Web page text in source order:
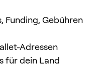
Funding, Gebühren
Adressen
für dein Land